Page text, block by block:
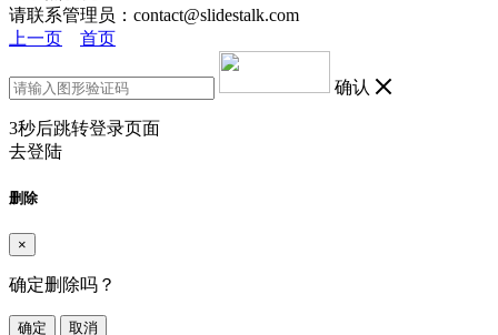
请联系管理员：contact@slidestalk.com
上一页
首页
确认
3秒后跳转登录页面
去登陆
删除
×
确定删除吗？
确定 取消